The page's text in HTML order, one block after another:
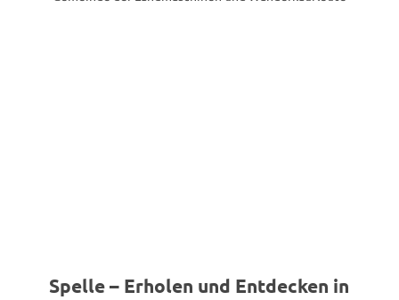
Spelle – Erholen und Entdecken in